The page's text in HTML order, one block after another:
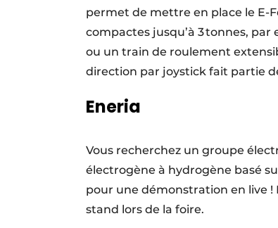
permet de mettre en place le E-
compactes jusqu’à 3 tonnes,
ou un train de roulement
direction par joystick fait partie
Eneria
Vous recherchez un groupe
électro­gène à hydrogène basé
pour une démon­stration en live !
stand lors de la foire.